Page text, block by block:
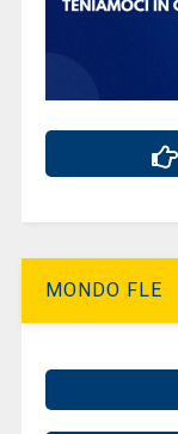
MONDO FLE